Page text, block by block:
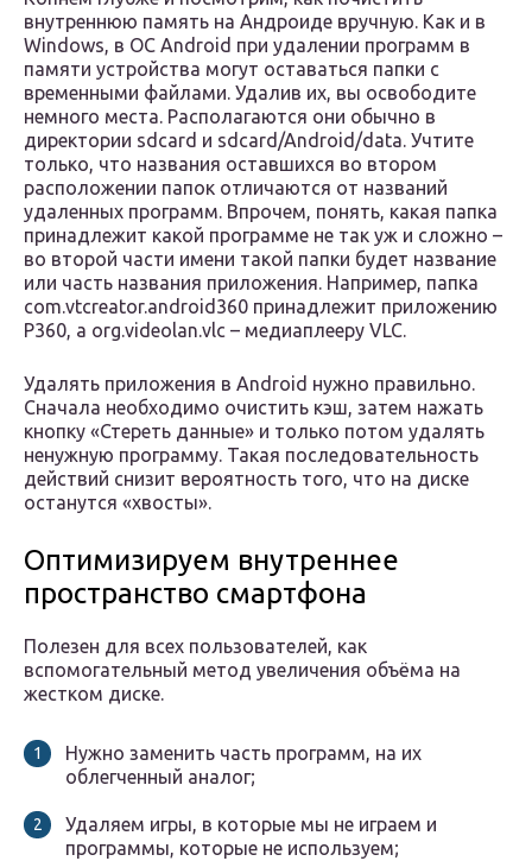
внутреннюю память на Андроиде вручную. Как и в
Windows, в ОС Android при удалении программ в
памяти устройства могут оставаться папки с
временными файлами. Удалив их, вы освободите
немного места. Располагаются они обычно в
директории sdcard и sdcard/Android/data. Учтите
только, что названия оставшихся во втором
расположении папок отличаются от названий
удаленных программ. Впрочем, понять, какая папка
принадлежит какой программе не так уж и сложно –
во второй части имени такой папки будет название
или часть названия приложения. Например, папка
com.vtcreator.android360 принадлежит приложению
P360, а org.videolan.vlc – медиаплееру VLC.
Удалять приложения в Android нужно правильно.
Сначала необходимо очистить кэш, затем нажать
кнопку «Стереть данные» и только потом удалять
ненужную программу. Такая последовательность
действий снизит вероятность того, что на диске
останутся «хвосты».
Оптимизируем внутреннее
пространство смартфона
Полезен для всех пользователей, как
вспомогательный метод увеличения объёма на
жестком диске.
Нужно заменить часть программ, на их
облегченный аналог;
Удаляем игры, в которые мы не играем и
программы, которые не используем;